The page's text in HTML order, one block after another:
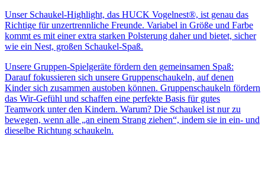
Unser Schaukel-Highlight, das HUCK Vogelnest®, ist genau das
Richtige für unzertrennliche Freunde. Variabel in Größe und Farbe
kommt es mit einer extra starken Polsterung daher und bietet, sicher
wie ein Nest, großen Schaukel-Spaß.
Unsere Gruppen-Spielgeräte fördern den gemeinsamen Spaß:
Darauf fokussieren sich unsere Gruppenschaukeln, auf denen
Kinder sich zusammen austoben können. Gruppenschaukeln fördern
das Wir-Gefühl und schaffen eine perfekte Basis für gutes
Teamwork unter den Kindern. Warum? Die Schaukel ist nur zu
bewegen, wenn alle „an einem Strang ziehen“, indem sie in ein- und
dieselbe Richtung schaukeln.